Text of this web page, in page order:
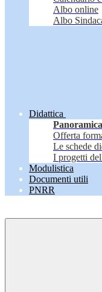
Albo online
Albo
Didattica
Panoramica
Offerta
Le schede
I progetti
Modulistica
Documenti utili
PNRR